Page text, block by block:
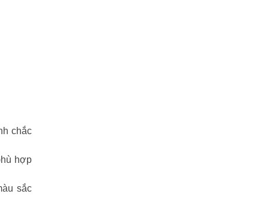
chắc
hợp
sắc